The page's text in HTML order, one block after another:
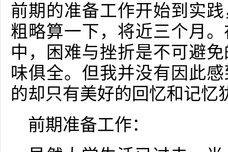
前期的准备工作开始到实
粗略算一下，将近三个月
中，困难与挫折是不可避
味俱全。但我并没有因此
的却只有美好的回忆和记忆
前期准备工作：